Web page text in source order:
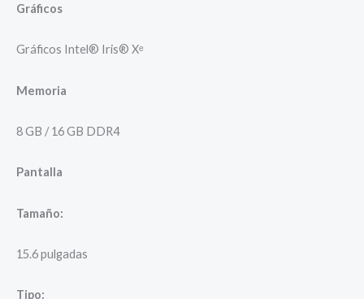
Gráficos
Gráficos Intel® Iris® Xᵉ
Memoria
8 GB / 16 GB DDR4
Pantalla
Tamaño:
15.6 pulgadas
Tipo: